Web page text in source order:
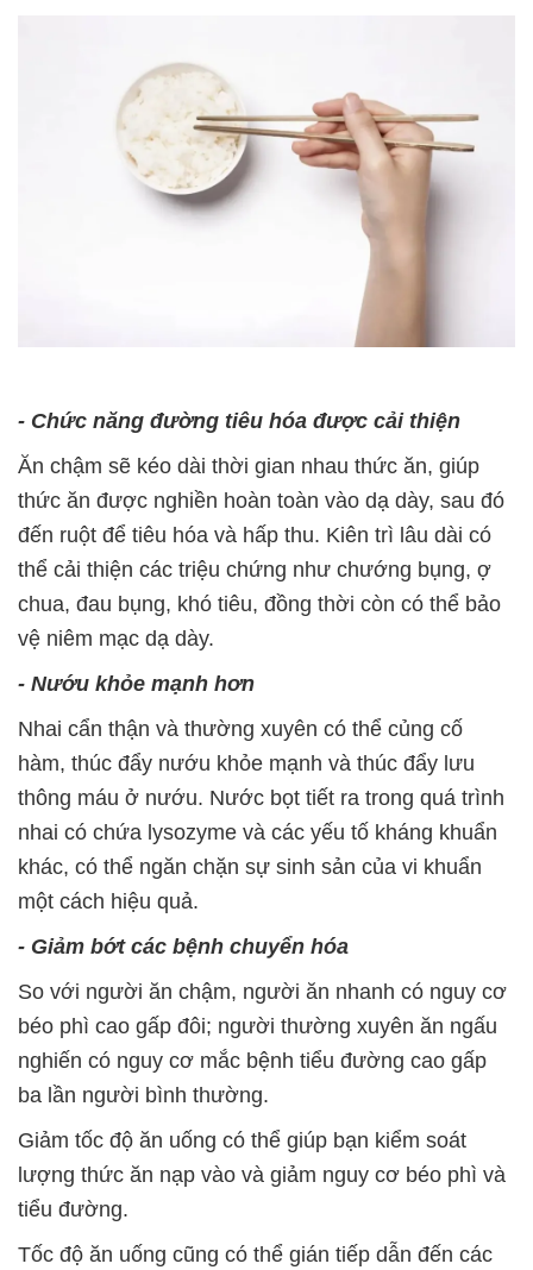
- Chức năng đường tiêu hóa được cải thiện
Ăn chậm sẽ kéo dài thời gian nhau thức ăn, giúp
thức ăn được nghiền hoàn toàn vào dạ dày, sau đó
đến ruột để tiêu hóa và hấp thu. Kiên trì lâu dài có
thể cải thiện các triệu chứng như chướng bụng, ợ
chua, đau bụng, khó tiêu, đồng thời còn có thể bảo
vệ niêm mạc dạ dày.
- Nướu khỏe mạnh hơn
Nhai cẩn thận và thường xuyên có thể củng cố
hàm, thúc đẩy nướu khỏe mạnh và thúc đẩy lưu
thông máu ở nướu. Nước bọt tiết ra trong quá trình
nhai có chứa lysozyme và các yếu tố kháng khuẩn
khác, có thể ngăn chặn sự sinh sản của vi khuẩn
một cách hiệu quả.
- Giảm bớt các bệnh chuyển hóa
So với người ăn chậm, người ăn nhanh có nguy cơ
béo phì cao gấp đôi; người thường xuyên ăn ngấu
nghiến có nguy cơ mắc bệnh tiểu đường cao gấp
ba lần người bình thường.
Giảm tốc độ ăn uống có thể giúp bạn kiểm soát
lượng thức ăn nạp vào và giảm nguy cơ béo phì và
tiểu đường.
Tốc độ ăn uống cũng có thể gián tiếp dẫn đến các